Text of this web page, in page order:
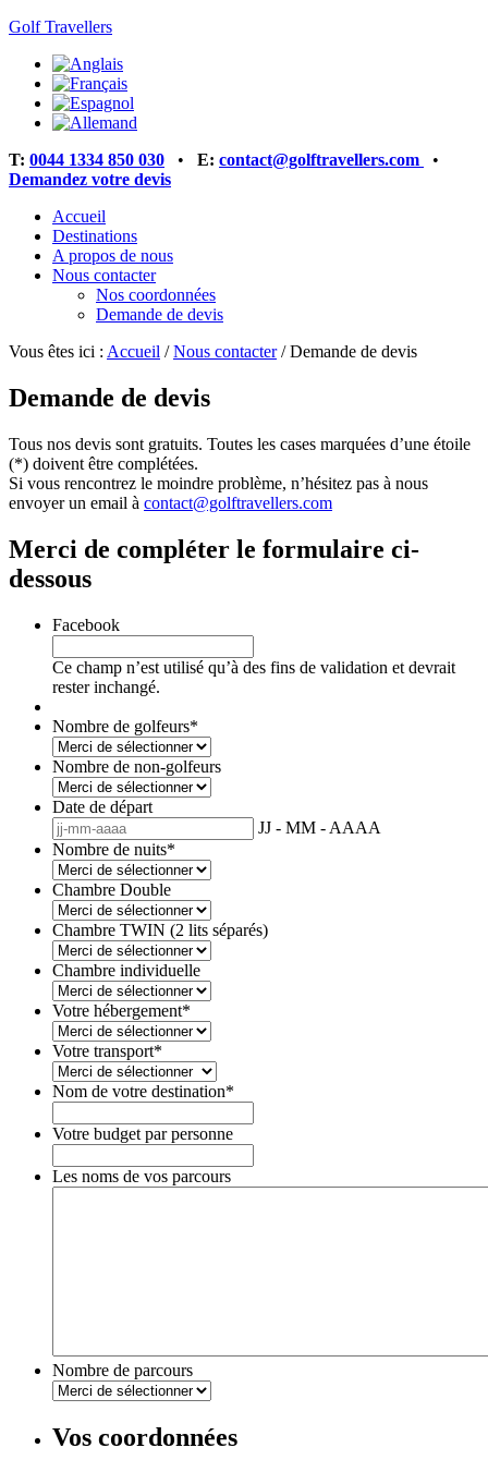
Golf Travellers
T: 0044 1334 850 030 • E: contact@golftravellers.com
•
Demandez votre devis
Accueil
Destinations
A propos de nous
Nous contacter
Nos coordonnées
Demande de devis
Vous êtes ici : Accueil / Nous contacter /Demande de devis
Demande de devis
Tous nos devis sont gratuits. Toutes les cases marquées d’une étoile
(*) doivent être complétées.
Si vous rencontrez le moindre problème, n’hésitez pas à nous
envoyer un email à contact@golftravellers.com
Merci de compléter le formulaire ci-
dessous
Facebook
Ce champ n’est utilisé qu’à des fins de validation et devrait
rester inchangé.
Nombre de golfeurs*
Nombre de non-golfeurs
Date de départ
JJ - MM - AAAA
Nombre de nuits*
Chambre Double
Chambre TWIN (2 lits séparés)
Chambre individuelle
Votre hébergement*
Votre transport*
Nom de votre destination*
Votre budget par personne
Les noms de vos parcours
Nombre de parcours
Vos coordonnées